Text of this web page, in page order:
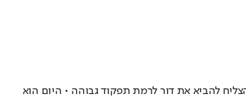
ובעבודה של שנים הצליח להביא את דור לרמת תפקוד גבוהה • היום הוא